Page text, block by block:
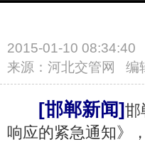
2015-01-10 08:34:40
来源：河北交管网 编
[邯郸新闻] 邯
响应的紧急通知》